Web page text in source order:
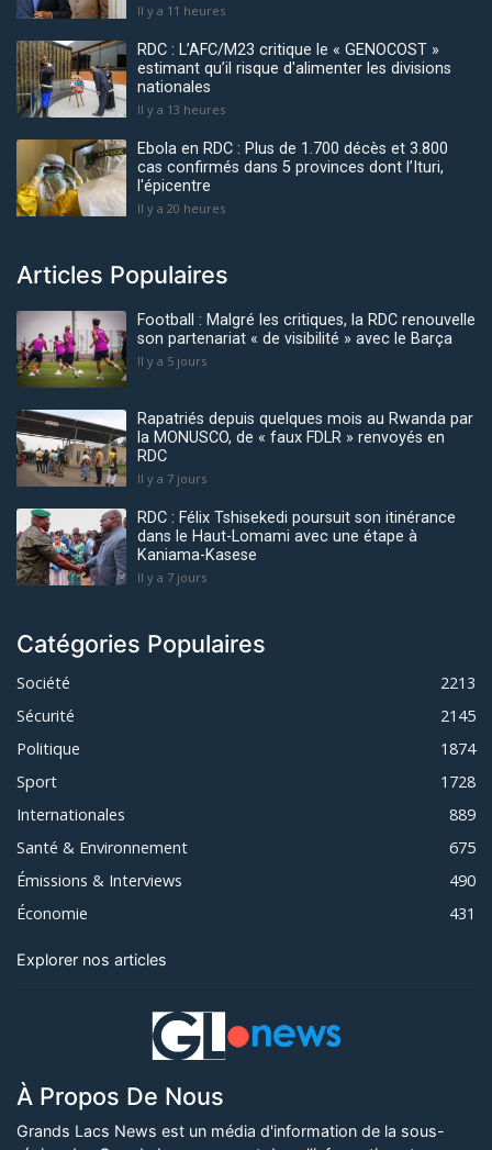
Il y a 11 heures
RDC : L’AFC/M23 critique le « GENOCOST »
estimant qu’il risque d'alimenter les divisions
nationales
Il y a 13 heures
Ebola en RDC : Plus de 1.700 décès et 3.800
cas confirmés dans 5 provinces dont l’Ituri,
l'épicentre
Il y a 20 heures
Articles Populaires
Football : Malgré les critiques, la RDC renouvelle
son partenariat « de visibilité » avec le Barça
Il y a 5 jours
Rapatriés depuis quelques mois au Rwanda par
la MONUSCO, de « faux FDLR » renvoyés en
RDC
Il y a 7 jours
RDC : Félix Tshisekedi poursuit son itinérance
dans le Haut-Lomami avec une étape à
Kaniama-Kasese
Il y a 7 jours
Catégories Populaires
Société
2213
Sécurité
2145
Politique
1874
Sport
1728
Internationales
889
Santé & Environnement
675
Émissions & Interviews
490
Économie
431
Explorer nos articles
À Propos De Nous
Grands Lacs News est un média d'information de la sous-